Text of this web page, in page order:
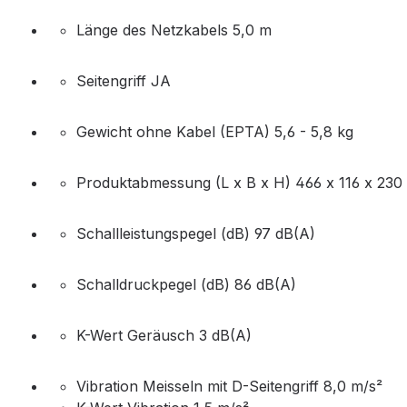
Länge des Netzkabels 5,0 m
Seitengriff JA
Gewicht ohne Kabel (EPTA) 5,6 - 5,8 kg
Produktabmessung (L x B x H) 466 x 116 x 230
Schallleistungspegel (dB) 97 dB(A)
Schalldruckpegel (dB) 86 dB(A)
K-Wert Geräusch 3 dB(A)
Vibration Meisseln mit D-Seitengriff 8,0 m/s²